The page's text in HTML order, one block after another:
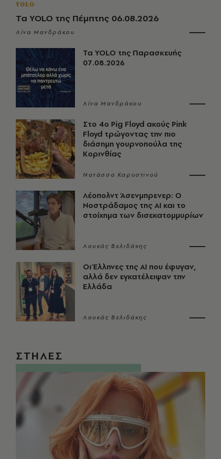
YOLO
Τα YOLO της Πέμπτης 06.08.2026
Λίνα Μανδράκου
Τα YOLO της Παρασκευής
07.08.2026
Λίνα Μανδράκου
Στο 4ο Pig Floyd ακούς Pink
Floyd τρώγοντας την πιο
διάσημη γουρνοπούλα της
Κορινθίας
Νατάσσα Καρυστινού
Λέοπολντ Άσενμπρενερ: Ο
Νοστράδαμος της AI και το
στοίχημα των δισεκατομμυρίων
Λουκάς Βελιδάκης
Οι Έλληνες της ΑΙ που έφυγαν,
αλλά δεν εγκατέλειψαν την
Ελλάδα
Λουκάς Βελιδάκης
ΣΤΗΛΕΣ